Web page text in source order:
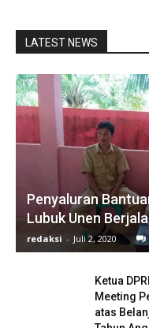
LATEST NEWS
Penyaluran
Lubuk Unen
redaksi - Juli 2, 2020
Ketua
Meeting
atas